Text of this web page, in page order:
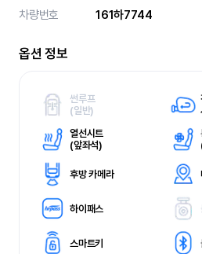
차량번호
161하7744
옵션 정보
썬루프
(일반)
열선시트
(앞좌석)
후방 카메라
하이패스
스마트키